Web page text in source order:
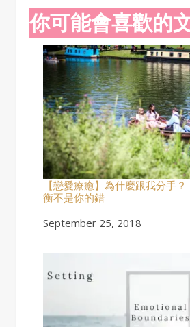
你可能會喜歡的
【戀愛療癒】為什麼跟我分手
衡不是你的錯
Date
September 25, 2018